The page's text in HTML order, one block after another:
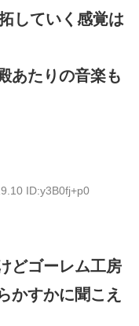
していく感覚は
あたりの音楽も
ID:y3B0fj+p0
どゴーレム工房
かすかに聞こえ